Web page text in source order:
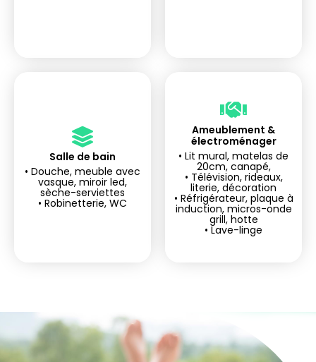
Salle de bain
• Douche, meuble avec
vasque, miroir led,
sèche-serviettes
• Robinetterie, WC
Investir l'esprit
tranquille
Ameublement &
électroménager
• Lit mural, matelas de
20cm, canapé,
• Télévision, rideaux,
literie, décoration
• Réfrigérateur, plaque à
induction, micros-onde
grill, hotte
• Lave-linge
Investir l'esprit
tranquille